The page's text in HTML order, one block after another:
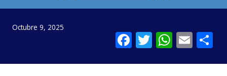
Contacto
Italia 5×1000
Octubre 9, 2025
Facebook
Twitter